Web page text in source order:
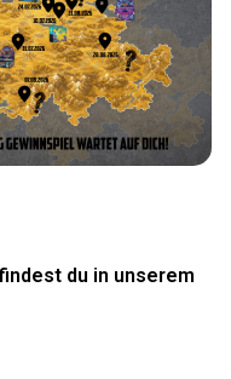
du in unserem